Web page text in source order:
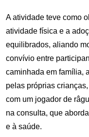
A atividade teve como
atividade física e a
equilibrados, aliando
convívio entre
caminhada em família,
pelas próprias
com um jogador de
na consulta, que
e à saúde.